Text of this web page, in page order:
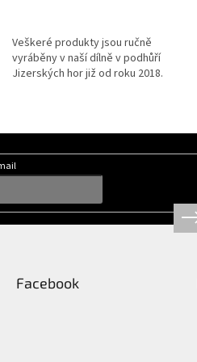
Veškeré produkty jsou ručně
vyráběny v naší dílně v podhůří
Jizerských hor již od roku 2018.
Facebook